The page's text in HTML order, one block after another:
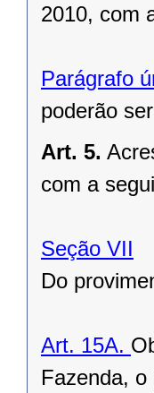
2010, com
Parágrafo
poderão
Art. 5.
com a
Seção VII
Do
Art. 15A.
Fazenda,